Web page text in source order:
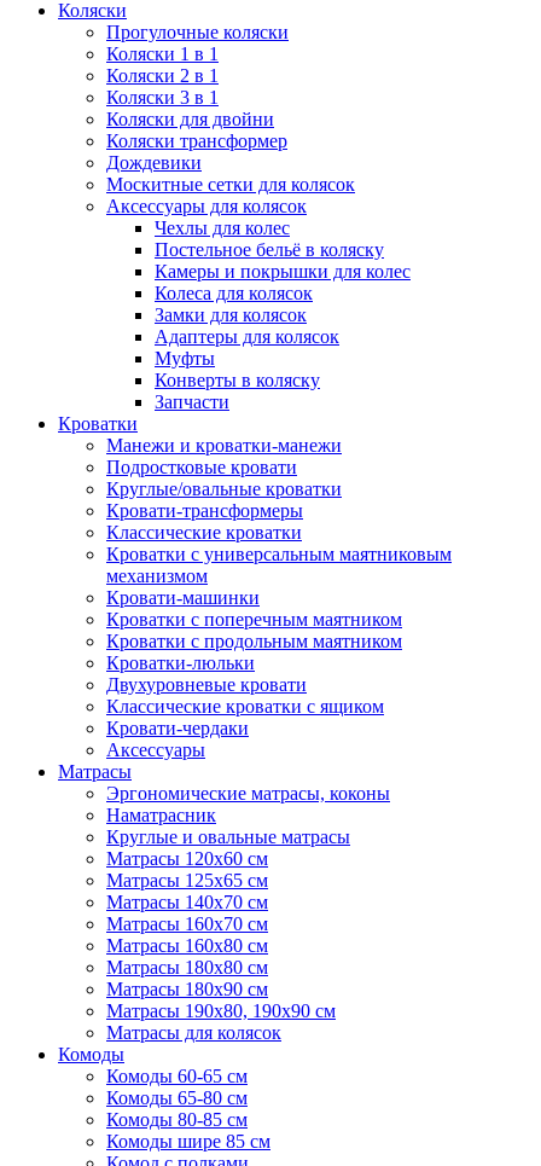
Коляски
Прогулочные коляски
Коляски 1 в 1
Коляски 2 в 1
Коляски 3 в 1
Коляски для двойни
Коляски трансформер
Дождевики
Москитные сетки для колясок
Аксессуары для колясок
Чехлы для колес
Постельное бельё в коляску
Камеры и покрышки для колес
Колеса для колясок
Замки для колясок
Адаптеры для колясок
Муфты
Конверты в коляску
Запчасти
Кроватки
Манежи и кроватки-манежи
Подростковые кровати
Круглые/овальные кроватки
Кровати-трансформеры
Классические кроватки
Кроватки с универсальным маятниковым
механизмом
Кровати-машинки
Кроватки с поперечным маятником
Кроватки с продольным маятником
Кроватки-люльки
Двухуровневые кровати
Классические кроватки с ящиком
Кровати-чердаки
Аксессуары
Матрасы
Эргономические матрасы, коконы
Наматрасник
Круглые и овальные матрасы
Матрасы 120х60 см
Матрасы 125х65 см
Матрасы 140х70 см
Матрасы 160х70 см
Матрасы 160х80 см
Матрасы 180х80 см
Матрасы 180х90 см
Матрасы 190х80, 190х90 см
Матрасы для колясок
Комоды
Комоды 60-65 см
Комоды 65-80 см
Комоды 80-85 см
Комоды шире 85 см